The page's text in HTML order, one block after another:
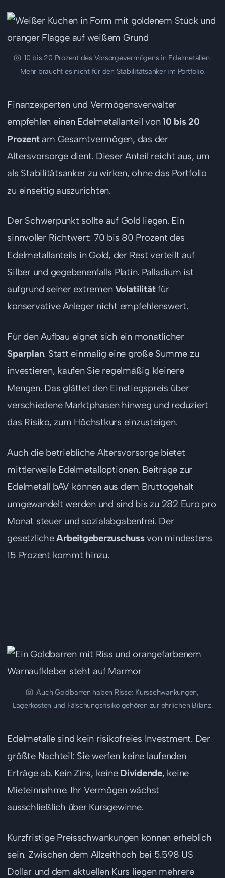
10 bis 20 Prozent des Vorsorgevermögens in Edelmetallen.
Mehr braucht es nicht für den Stabilitätsanker im Portfolio.
Finanzexperten und Vermögensverwalter
empfehlen einen Edelmetallanteil von10 bis 20
Prozentam Gesamtvermögen, das der
Altersvorsorge dient. Dieser Anteil reicht aus, um
als Stabilitätsanker zu wirken, ohne das Portfolio
zu einseitig auszurichten.
Der Schwerpunkt sollte auf Gold liegen. Ein
sinnvoller Richtwert: 70 bis 80 Prozent des
Edelmetallanteils in Gold, der Rest verteilt auf
Silber und gegebenenfalls Platin. Palladium ist
aufgrund seiner extremenVolatilitätfür
konservative Anleger nicht empfehlenswert.
Für den Aufbau eignet sich ein monatlicher
Sparplan. Statt einmalig eine große Summe zu
investieren, kaufen Sie regelmäßig kleinere
Mengen. Das glättet den Einstiegspreis über
verschiedene Marktphasen hinweg und reduziert
das Risiko, zum Höchstkurs einzusteigen.
Auch die betriebliche Altersvorsorge bietet
mittlerweile Edelmetalloptionen. Beiträge zur
Edelmetall bAV können aus dem Bruttogehalt
umgewandelt werden und sind bis zu 282 Euro pro
Monat steuer und sozialabgabenfrei. Der
gesetzlicheArbeitgeberzuschussvon mindestens
15 Prozent kommt hinzu.
Auch Goldbarren haben Risse: Kursschwankungen,
Lagerkosten und Fälschungsrisiko gehören zur ehrlichen Bilanz.
Edelmetalle sind kein risikofreies Investment. Der
größte Nachteil: Sie werfen keine laufenden
Erträge ab. Kein Zins, keine Dividende, keine
Mieteinnahme. Ihr Vermögen wächst
ausschließlich über Kursgewinne.
Kurzfristige Preisschwankungen können erheblich
sein. Zwischen dem Allzeithoch bei 5.598 US
Dollar und dem aktuellen Kurs liegen mehrere